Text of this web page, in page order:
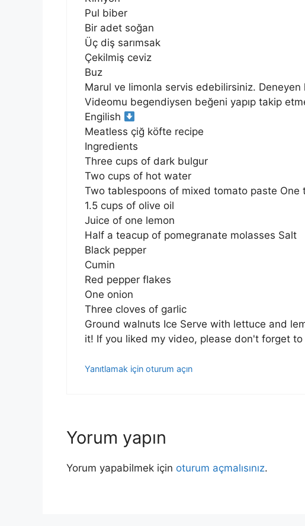
Pul biber
Bir adet soğan
Üç diş sarımsak
Çekilmiş ceviz
Buz
Marul ve limonla servis edebilirsiniz.
Videomu begendiysen beğeni yapıp takip
Engilish
Meatless çiğ köfte recipe
Ingredients
Three cups of dark bulgur
Two cups of hot water
Two tablespoons of mixed tomato paste One
1.5 cups of olive oil
Juice of one lemon
Half a teacup of pomegranate molasses Salt
Black pepper
Cumin
Red pepper flakes
One onion
Three cloves of garlic
Ground walnuts Ice Serve with lettuce and
it! If you liked my video, please don't forget
Yanıtlamak için oturum açın
Yorum yapın
Yorum yapabilmek için oturum açmalısınız.